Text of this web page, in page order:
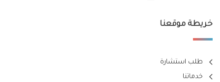
خريطة موقعنا
طلب استشارة
خدماتنا